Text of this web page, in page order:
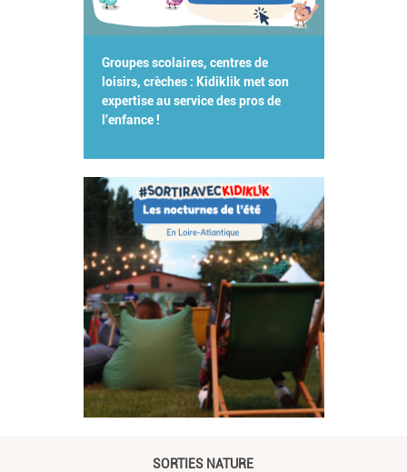
Groupes scolaires, centres de
loisirs, crèches : Kidiklik met son
expertise au service des pros de
l'enfance !
SORTIES NATURE